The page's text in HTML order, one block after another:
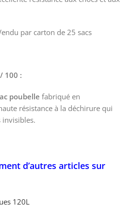
par carton de 25 sacs
100 :
poubelle fabriqué en
résistance à la déchirure qui
invisibles.
d’autres articles sur
120L